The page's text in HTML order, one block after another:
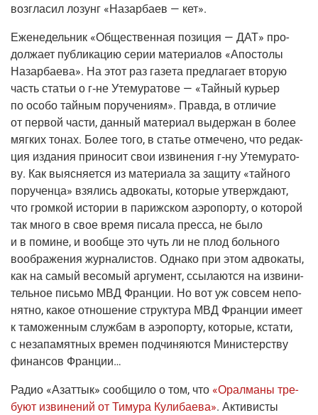
воз­гла­сил лозунг «Назар­ба­ев — кет».
Еже­не­дель­ник «Обще­ствен­ная пози­ция — ДАТ» про­
дол­жа­ет пуб­ли­ка­цию серии мате­ри­а­лов «Апо­сто­лы
Назар­ба­е­ва». На этот раз газе­та пред­ла­га­ет вто­рую
часть ста­тьи о г‑не Уте­му­ра­то­ве — «Тай­ный курьер
по осо­бо тай­ным пору­че­ни­ям». Прав­да, в отли­чие
от пер­вой части, дан­ный мате­ри­ал выдер­жан в более
мяг­ких тонах. Более того, в ста­тье отме­че­но, что редак­
ция изда­ния при­но­сит свои изви­не­ния г‑ну Уте­му­ра­то­
ву. Как выяс­ня­ет­ся из мате­ри­а­ла за защи­ту «тай­но­го
пору­чен­ца» взя­лись адво­ка­ты, кото­рые утвер­жда­ют,
что гром­кой исто­рии в париж­ском аэро­пор­ту, о кото­рой
так мно­го в свое вре­мя писа­ла прес­са, не было
и в помине, и вооб­ще это чуть ли не плод боль­но­го
вооб­ра­же­ния жур­на­ли­стов. Одна­ко при этом адво­ка­ты,
как на самый весо­мый аргу­мент, ссы­ла­ют­ся на изви­ни­
тель­ное пись­мо МВД Фран­ции. Но вот уж совсем непо­
нят­но, какое отно­ше­ние струк­ту­ра МВД Фран­ции име­ет
к тамо­жен­ным служ­бам в аэро­пор­ту, кото­рые, кста­ти,
с неза­па­мят­ных вре­мен под­чи­ня­ют­ся Мини­стер­ству
финан­сов Франции…
Радио «Азаттык» сооб­щи­ло о том, что «Орал­ма­ны тре­
бу­ют изви­не­ний от Тиму­ра Кули­ба­е­ва». Акти­ви­сты